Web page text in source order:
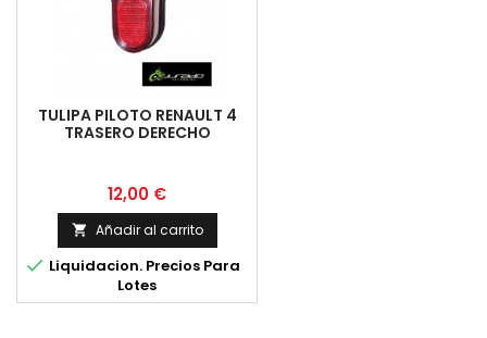
TULIPA PILOTO RENAULT 4
TRASERO DERECHO
Precio
12,00 €
 Añadir al carrito
 Liquidacion. Precios Para
Lotes